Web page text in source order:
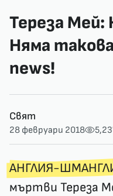
Тереза Мей:
Няма
news!
Свят
28 февруари 2018
АНГЛИЯ-
мъртви Тереза